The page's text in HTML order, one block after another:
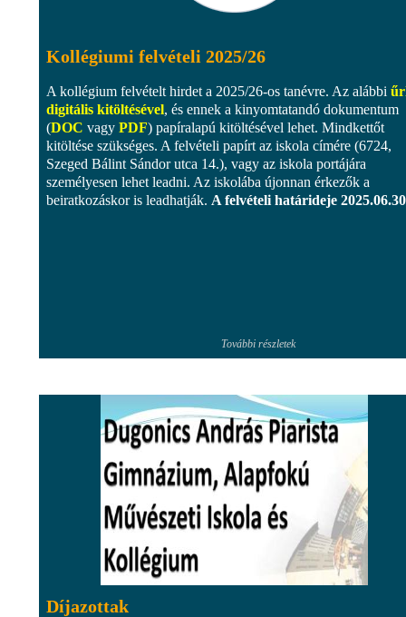
Kollégiumi felvételi 2025/26
A kollégium felvételt hirdet a 2025/26-os tanévre. Az alábbi
digitális kitöltésével, és ennek a kinyomtatandó dokumentum
(DOC vagy PDF) papíralapú kitöltésével lehet. Mindkettőt
kitöltése szükséges. A felvételi papírt az iskola címére (6724,
Szeged Bálint Sándor utca 14.), vagy az iskola portájára
személyesen lehet leadni. Az iskolába újonnan érkezők a
beiratkozáskor is leadhatják. A felvételi határideje
További részletek
Díjazottak